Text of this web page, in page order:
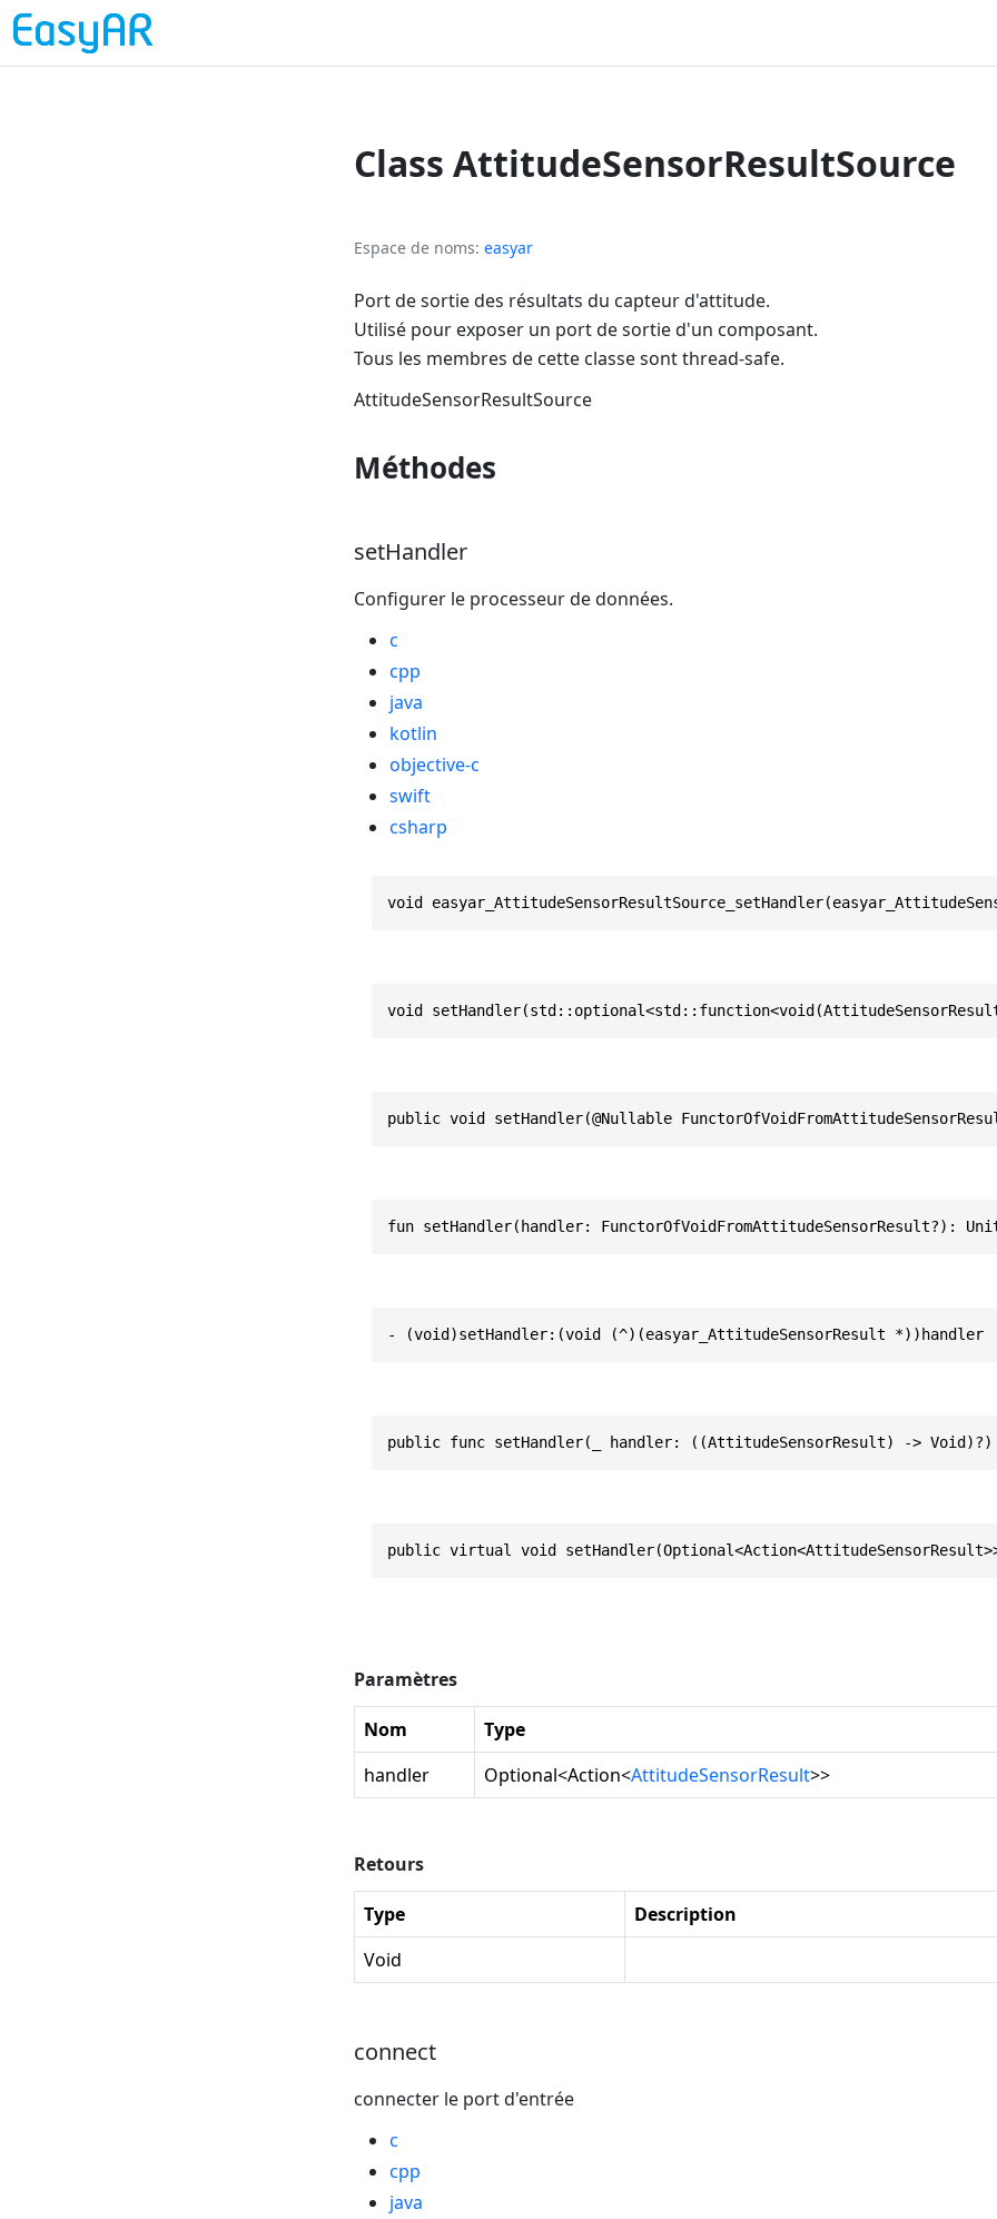
Class AttitudeSensorResultSource
Espace de noms easyar
Port de sortie des résultats du capteur d'attitude.
Utilisé pour exposer un port de sortie d'un composant.
Tous les membres de cette classe sont thread-safe.
AttitudeSensorResultSource
Méthodes
setHandler
Configurer le processeur de données.
c
cpp
java
kotlin
objective-c
swift
csharp
void
void
public void setHandler(@Nullable
fun setHandler(handler: FunctorOfVoidFromAttitudeSensorResult?):
- (void)setHandler:(void (^)(easyar_AttitudeSensorResult *))handler
public func setHandler(_ handler: ((AttitudeSensorResult) ->
public virtual void
Paramètres
Nom Type
handler
Optional<Action<AttitudeSensorResult>>
Retours
Type
Description
Void
connect
connecter le port d'entrée
c
cpp
java